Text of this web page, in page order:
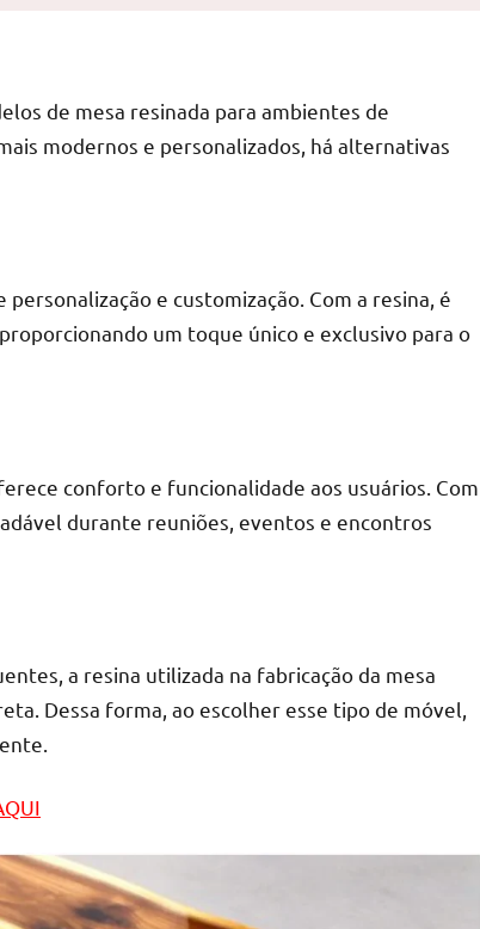
de mesa resinada para ambientes de
modernos e personalizados, há alternativas
e customização. Com a resina, é
um toque único e exclusivo para o
conforto e funcionalidade aos usuários. Com
durante reuniões, eventos e encontros
a resina utilizada na fabricação da mesa
Dessa forma, ao escolher esse tipo de móvel,